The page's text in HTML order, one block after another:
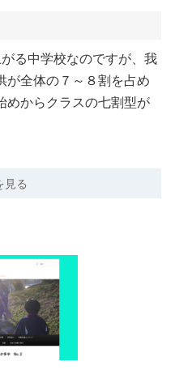
る中学校なのですが、我
が全体の７～８割を占め
めからクラスの七割型が
見る